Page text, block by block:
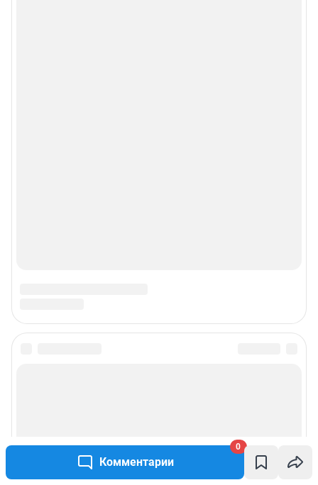
Комментарии
0